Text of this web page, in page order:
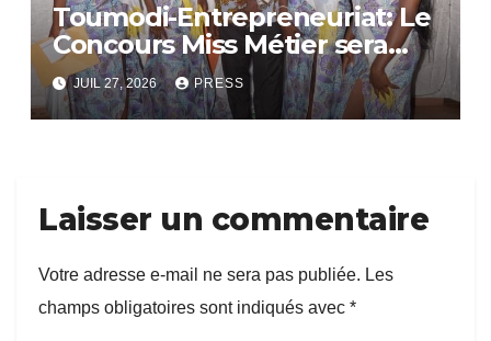
Toumodi-Entrepreneuriat: Le
Concours Miss Métier sera
bientôt lance.
JUIL 27, 2026 PRESS
Laisser un commentaire
Votre adresse e-mail ne sera pas publiée. Les
champs obligatoires sont indiqués avec *